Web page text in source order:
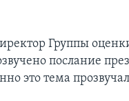
Группы
послание
это тема